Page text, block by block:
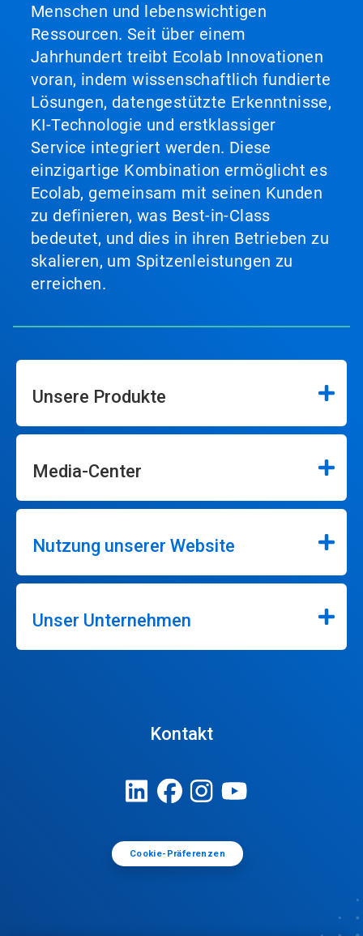
Menschen und lebenswichtigen
Ressourcen. Seit über einem
Jahrhundert treibt Ecolab Innovationen
voran, indem wissenschaftlich fundierte
Lösungen, datengestützte Erkenntnisse,
KI-Technologie und erstklassiger
Service integriert werden. Diese
einzigartige Kombination ermöglicht es
Ecolab, gemeinsam mit seinen Kunden
zu definieren, was Best-in-Class
bedeutet, und dies in ihren Betrieben zu
skalieren, um Spitzenleistungen zu
erreichen.
Unsere Produkte
Media-Center
Nutzung unserer Website
Unser Unternehmen
Kontakt
Cookie-Präferenzen